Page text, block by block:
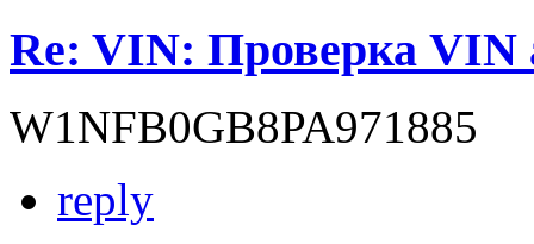
Re: VIN: Проверка VIN
W1NFB0GB8PA971885
reply